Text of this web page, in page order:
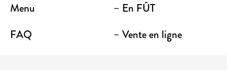
Menu
– En FÛT
FAQ
– Vente en ligne